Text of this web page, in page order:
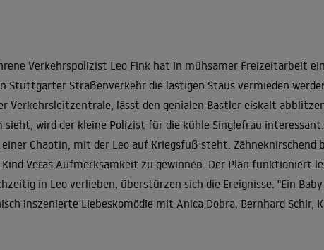
Verkehrspolizist Leo Fink hat in mühsamer Freizeitarbeit
Stuttgarter Straßenverkehr die lästigen Staus vermieden
Verkehrsleitzentrale, lässt den genialen Bastler eiskalt
sieht, wird der kleine Polizist für die kühle Singlefrau
Chaotin, mit der Leo auf Kriegsfuß steht.
Veras Aufmerksamkeit zu gewinnen. Der Plan funktioniert
in Leo verlieben, überstürzen sich die Ereignisse. "Ein
inszenierte Liebeskomödie mit Anica Dobra, Bernhard Schir,